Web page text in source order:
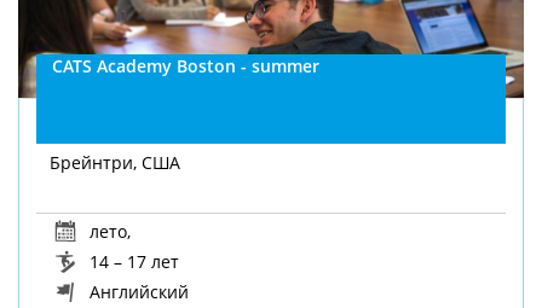
CATS Academy Boston - summer
Брейнтри, США
лето,
14 – 17 лет
Английский